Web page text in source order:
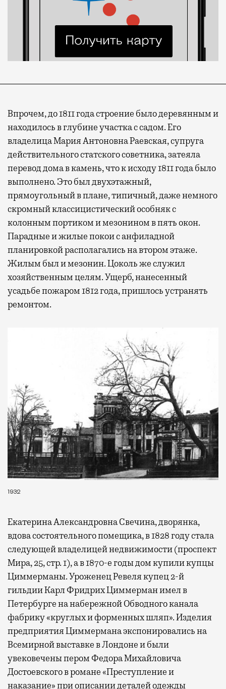
Впрочем, до 1811 года строение было деревянным и
находилось в глубине участка с садом. Его
владелица Мария Антоновна Раевская, супруга
действительного статского советника, затеяла
перевод дома в камень, что к исходу 1811 года было
выполнено. Это был двухэтажный,
прямоугольный в плане, типичный, даже немного
скромный классицистический особняк с
колонным портиком и мезонином в пять окон.
Парадные и жилые покои с анфиладной
планировкой располагались на втором этаже.
Жилым был и мезонин. Цоколь же служил
хозяйственным целям. Ущерб, нанесенный
усадьбе пожаром 1812 года, пришлось устранять
ремонтом.
1932
Екатерина Александровна Свечина, дворянка,
вдова состоятельного помещика, в 1828 году стала
следующей владелицей недвижимости (проспект
Мира, 25, стр. 1), а в 1870-е годы дом купили купцы
Циммерманы. Уроженец Ревеля купец 2-й
гильдии Карл Фридрих Циммерман имел в
Петербурге на набережной Обводного канала
фабрику «круглых и форменных шляп». Изделия
предприятия Циммермана экспонировались на
Всемирной выставке в Лондоне и были
увековечены пером Федора Михайловича
Достоевского в романе «Преступление и
наказание» при описании деталей одежды